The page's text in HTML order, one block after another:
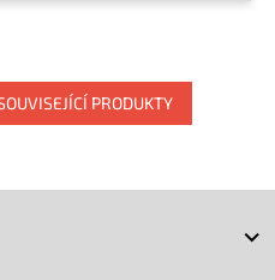
PRODUKTY